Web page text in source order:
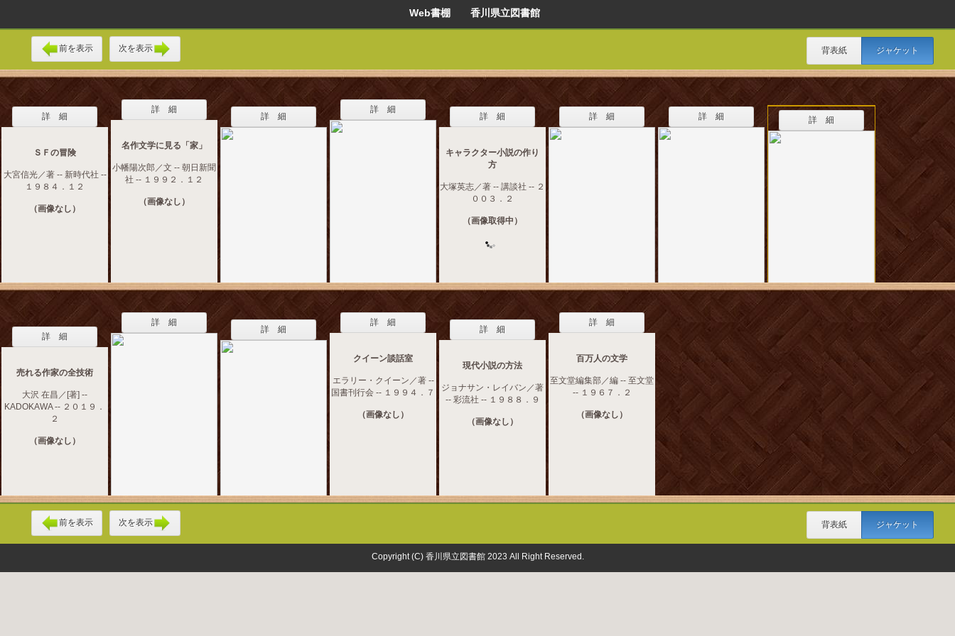
Web書棚 香川県立図書館
前を表示 次を表示 背表紙 ジャケット
詳 細
ＳＦの冒険
大宮信光／著 -- 新時代社 --
１９８４．１２
（画像なし）
詳 細
名作文学に見る「家」
小幡陽次郎／文 -- 朝日新聞
社 -- １９９２．１２
（画像なし）
詳 細
詳 細
詳 細
キャラクター小説の作り
方
大塚英志／著 -- 講談社 -- ２
００３．２
（画像取得中）
詳 細 詳 細 詳 細
詳 細
売れる作家の全技術
大沢 在昌／[著] --
KADOKAWA -- ２０１９．
２
（画像なし）
詳 細
詳 細
詳 細
クイーン談話室
エラリー・クイーン／著 --
国書刊行会 -- １９９４．７
（画像なし）
詳 細
現代小説の方法
ジョナサン・レイバン／著
-- 彩流社 -- １９８８．９
（画像なし）
詳 細
百万人の文学
至文堂編集部／編 -- 至文堂
-- １９６７．２
（画像なし）
前を表示 次を表示 背表紙 ジャケット
Copyright (C) 香川県立図書館 2023 All Right Reserved.